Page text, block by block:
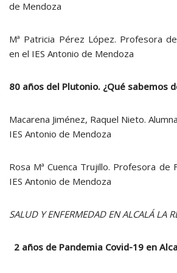
de Mendoza
Mª Patricia Pérez López. Profesora
en el IES Antonio de Mendoza
80 años del Plutonio. ¿Qué sabemos
Macarena Jiménez, Raquel Nieto.
IES Antonio de Mendoza
Rosa Mª Cuenca Trujillo. Profesora de
IES Antonio de Mendoza
SALUD Y ENFERMEDAD EN ALCALÁ LA
2 años de Pandemia Covid-19 en